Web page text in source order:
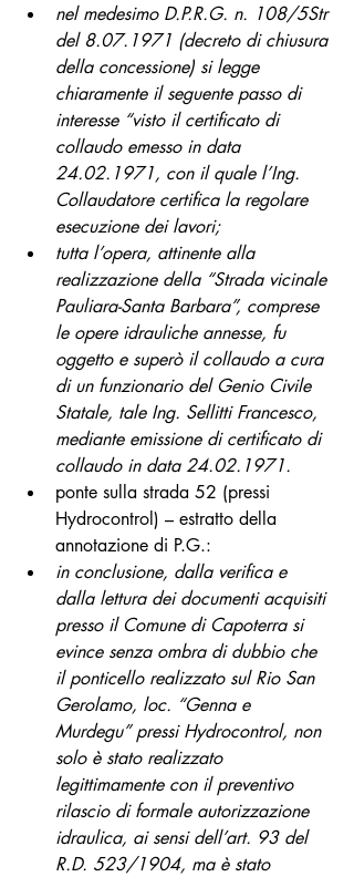
nel medesimo D.P.R.G. n. 108/5Str
del 8.07.1971 (decreto di chiusura
della concessione) si legge
chiaramente il seguente passo di
interesse “visto il certificato di
collaudo emesso in data
24.02.1971, con il quale l’Ing.
Collaudatore certifica la regolare
esecuzione dei lavori;
tutta l’opera, attinente alla
realizzazione della “Strada vicinale
Pauliara-Santa Barbara”, comprese
le opere idrauliche annesse, fu
oggetto e superò il collaudo a cura
di un funzionario del Genio Civile
Statale, tale Ing. Sellitti Francesco,
mediante emissione di certificato di
collaudo in data 24.02.1971.
ponte sulla strada 52 (pressi
Hydrocontrol) – estratto della
annotazione di P.G.:
in conclusione, dalla verifica e
dalla lettura dei documenti acquisiti
presso il Comune di Capoterra si
evince senza ombra di dubbio che
il ponticello realizzato sul Rio San
Gerolamo, loc. “Genna e
Murdegu” pressi Hydrocontrol, non
solo è stato realizzato
legittimamente con il preventivo
rilascio di formale autorizzazione
idraulica, ai sensi dell’art. 93 del
R.D. 523/1904, ma è stato